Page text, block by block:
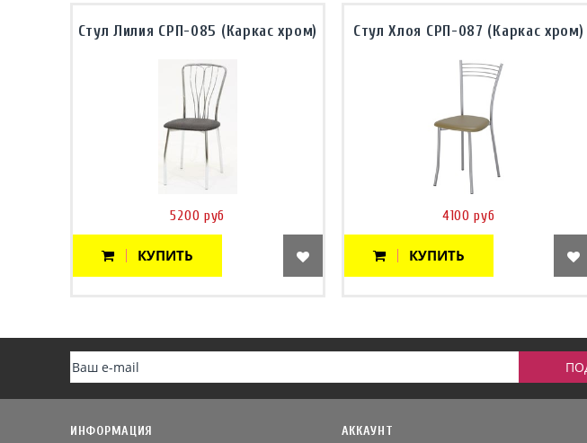
Стул Лилия СРП-085 (Каркас хром)
5200 руб
КУПИТЬ
Стул Хлоя СРП-087 (Каркас хром)
4100 руб
КУПИТЬ
ИНФОРМАЦИЯ АККАУНТ